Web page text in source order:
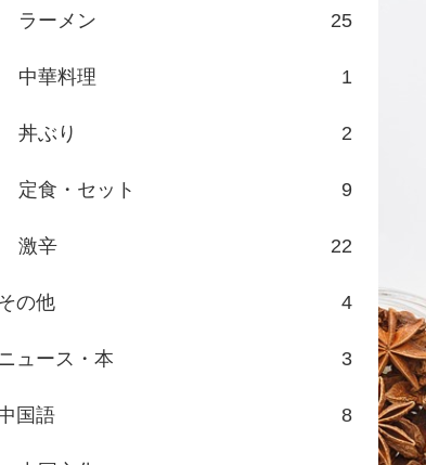
ラーメン 25
中華料理 1
丼ぶり 2
定食・セット 9
激辛 22
の他 4
ュース・本 3
国語 8